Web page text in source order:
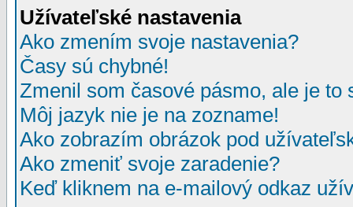
Užívateľské nastavenia
Ako zmením svoje nastavenia?
Časy sú chybné!
Zmenil som časové pásmo, ale je to
Môj jazyk nie je na zozname!
Ako zobrazím obrázok pod
Ako zmeniť svoje zaradenie?
Keď kliknem na e-mailový odkaz